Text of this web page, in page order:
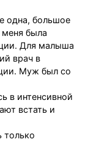
одна, большое
была
Для малыша
врач в
Муж был со
в интенсивной
встать и
только